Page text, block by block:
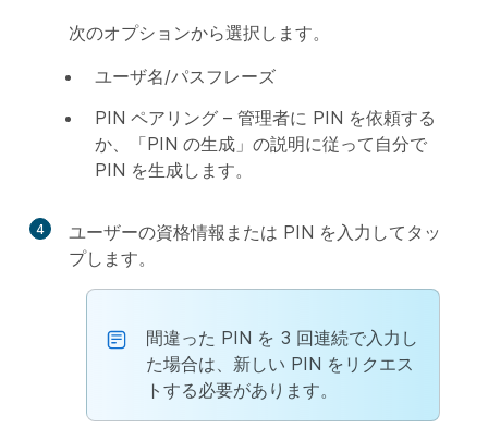
次のオプションから選択します。
ユーザ名/パスフレーズ
PIN ペアリング – 管理者に PIN を依頼する
か、「PIN の生成」の説明に従って自分で
PIN を生成します。
4
ユーザーの資格情報または PIN を入力してタッ
プします。
間違った PIN を 3 回連続で入力し
た場合は、新しい PIN をリクエス
トする必要があります。